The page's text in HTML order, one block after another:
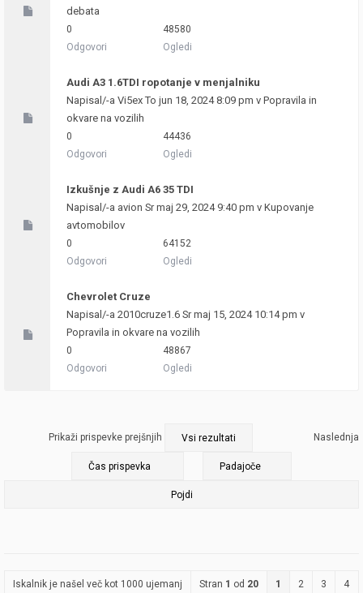
debata
0
Odgovori
48580
Ogledi
Audi A3 1.6TDI ropotanje v menjalniku
Napisal/-a Vi5exTo jun 18, 2024 8:09 pm v Popravila in
okvare na vozilih
0
Odgovori
44436
Ogledi
Izkušnje z Audi A6 35 TDI
Napisal/-a avion Sr maj 29, 2024 9:40 pm v Kupovanje
avtomobilov
0
Odgovori
64152
Ogledi
Chevrolet Cruze
Napisal/-a 2010cruze1.6 Sr maj 15, 2024 10:14 pm v
Popravila in okvare na vozilih
0
Odgovori
48867
Ogledi
Naslednja
Prikaži prispevke prejšnjih
Iskalnik je našel več kot 1000 ujemanj Stran 1 od 20 1 2 3 4